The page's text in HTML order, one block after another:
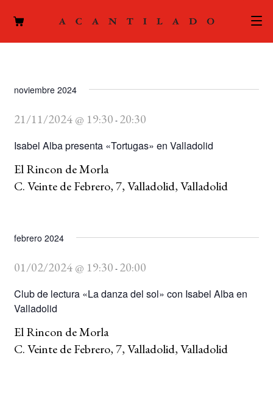
AUTORES
ACTUALIDAD
PODCAST
LA EDITORIAL
hijo
CONTACTO
MI CUENTA
BUSCAR
noviembre 2024
Isabel Alba presenta «Tortugas» en Valladolid
21/11/2024 @ 19:30 - 20:30
El Rincon de Morla
C. Veinte de Febrero, 7, Valladolid, Valladolid
febrero 2024
Club de lectura «La danza del sol» con Isabel Alba en
Valladolid
01/02/2024 @ 19:30 - 20:00
El Rincon de Morla
C. Veinte de Febrero, 7, Valladolid, Valladolid